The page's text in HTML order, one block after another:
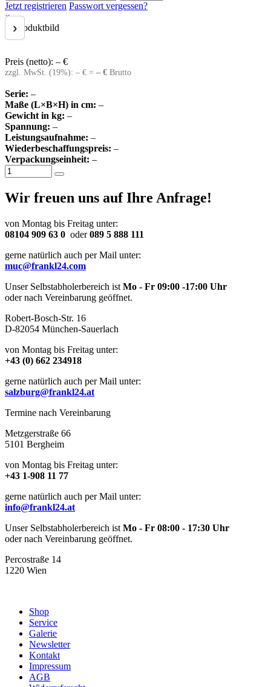
Jetzt registrieren Passwort vergessen?
×
‹
›
Preis (netto): – €
zzgl. MwSt. (19%): – € = – € Brutto
Serie: –
Maße (L×B×H) in cm: –
Gewicht in kg: –
Spannung: –
Leistungsaufnahme: –
Wiederbeschaffungspreis: –
Verpackungseinheit: –
Wir freuen uns auf Ihre Anfrage!
von Montag bis Freitag unter:
08104 909 63 0 oder089 5 888 111
gerne natürlich auch per Mail unter:
muc@frankl24.com
Unser Selbstabholerbereich ist Mo - Fr 09:00 -17:00 Uhr
oder nach Vereinbarung geöffnet.
Robert-Bosch-Str. 16
D-82054 München-Sauerlach
von Montag bis Freitag unter:
+43 (0) 662 234918
gerne natürlich auch per Mail unter:
salzburg@frankl24.at
Termine nach Vereinbarung
Metzgerstraße 66
5101 Bergheim
von Montag bis Freitag unter:
+43 1-908 11 77
gerne natürlich auch per Mail unter:
info@frankl24.at
Unser Selbstabholerbereich ist Mo - Fr 08:00 - 17:30 Uhr
oder nach Vereinbarung geöffnet.
Percostraße 14
1220 Wien
Shop
Service
Galerie
Newsletter
Kontakt
Impressum
AGB